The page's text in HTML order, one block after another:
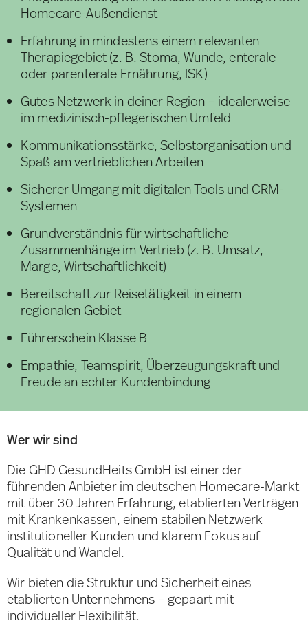
Homecare-Außendienst
Erfahrung in mindestens einem relevanten
Therapiegebiet (z. B. Stoma, Wunde, enterale
oder parenterale Ernährung, ISK)
Gutes Netzwerk in deiner Region – idealerweise
im medizinisch-pflegerischen Umfeld
Kommunikationsstärke, Selbstorganisation und
Spaß am vertrieblichen Arbeiten
Sicherer Umgang mit digitalen Tools und CRM-
Systemen
Grundverständnis für wirtschaftliche
Zusammenhänge im Vertrieb (z. B. Umsatz,
Marge, Wirtschaftlichkeit)
Bereitschaft zur Reisetätigkeit in einem
regionalen Gebiet
Führerschein Klasse B
Empathie, Teamspirit, Überzeugungskraft und
Freude an echter Kundenbindung
Wer wir sind
Die GHD GesundHeits GmbH ist einer der
führenden Anbieter im deutschen Homecare-Markt
mit über 30 Jahren Erfahrung, etablierten Verträgen
mit Krankenkassen, einem stabilen Netzwerk
institutioneller Kunden und klarem Fokus auf
Qualität und Wandel.
Wir bieten die Struktur und Sicherheit eines
etablierten Unternehmens – gepaart mit
individueller Flexibilität.